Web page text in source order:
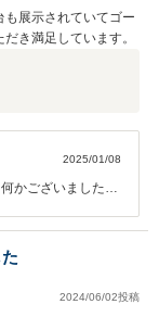
展示されていてゴー
き満足しています。
2025/01/08
かございましたら
2024/06/02投稿